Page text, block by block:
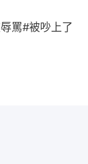
罵#被吵上了